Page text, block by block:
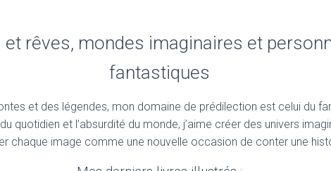
et rêves, mondes imaginaires et
fantastiques
et des légendes, mon domaine de prédilection est celui du
quotidien et l’absurdité du monde, j’aime créer des univers
chaque image comme une nouvelle occasion de conter une